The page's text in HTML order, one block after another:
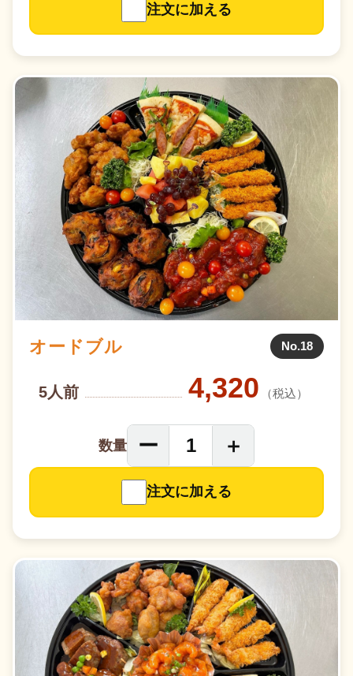
注文に加える
オードブル No.18
5人前 4,320 （税込）
数量 ー 1 ＋
注文に加える